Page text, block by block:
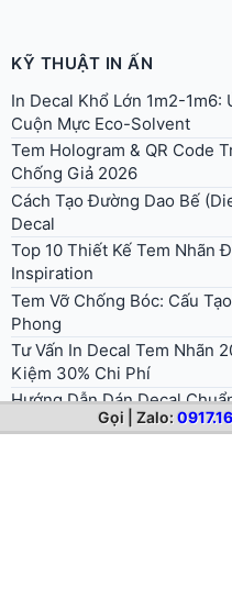
Gọi | Zalo:
KỸ THUẬT IN ẤN
In Decal Khổ Lớn 1m2-1m6:
Cuộn Mực Eco-Solvent
Tem Hologram & QR Code
Chống Giả 2026
Cách Tạo Đường Dao Bế
Decal
Top 10 Thiết Kế Tem Nhãn
Inspiration
Tem Vỡ Chống Bóc: Cấu
Phong
Tư Vấn In Decal Tem Nhãn
Kiệm 30% Chi Phí
Hướng Dẫn Dán Decal
Dụng Cụ Cần Có